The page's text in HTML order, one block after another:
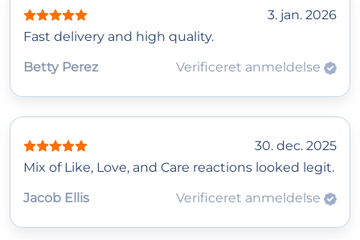
3. jan. 2026
Fast delivery and high quality.
Betty Perez
Verificeret anmeldelse
30. dec. 2025
Mix of Like, Love, and Care reactions looked legit.
Jacob Ellis
Verificeret anmeldelse